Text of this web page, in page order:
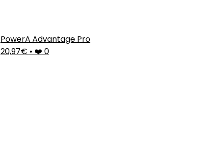
PowerA Advantage Pro
20,97€ • ❤️ 0